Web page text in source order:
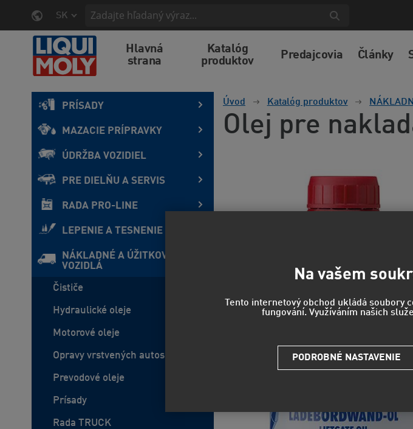
SK
Hlavná
strana
Katalóg
produktov
Predajcovia Články
PRÍSADY
MAZACIE PRÍPRAVKY
ÚDRŽBA VOZIDIEL
PRE DIELŇU A SERVIS
RADA PRO-LINE
LEPENIE A TESNENIE
NÁKLADNÉ A ÚŽITKOVÉ
VOZIDLÁ
Čističe
Hydraulické oleje
Motorové oleje
Opravy vrstvených autoskiel
Prevodové oleje
Prísady
Rada TRUCK
Úvod Katalóg produktov
Olej pre
Na vašem
Tento internetový obchod ukládá
fungování. Využíváním našich
PODROBNÉ NASTAVENIE